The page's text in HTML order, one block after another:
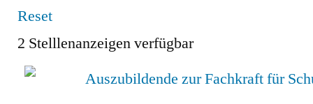
Reset
2 Stelllenanzeigen verfügbar